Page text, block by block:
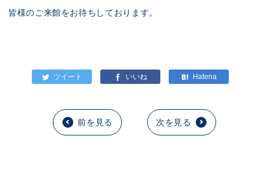
皆様のご来館をお待ちしております。
前を見る 次を見る